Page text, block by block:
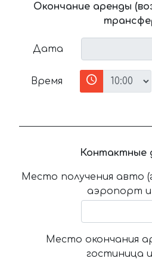
Окончание аренды
Дата
Время
Контактные
Место получения авто
аэропорт и
Место окончания
гостиница